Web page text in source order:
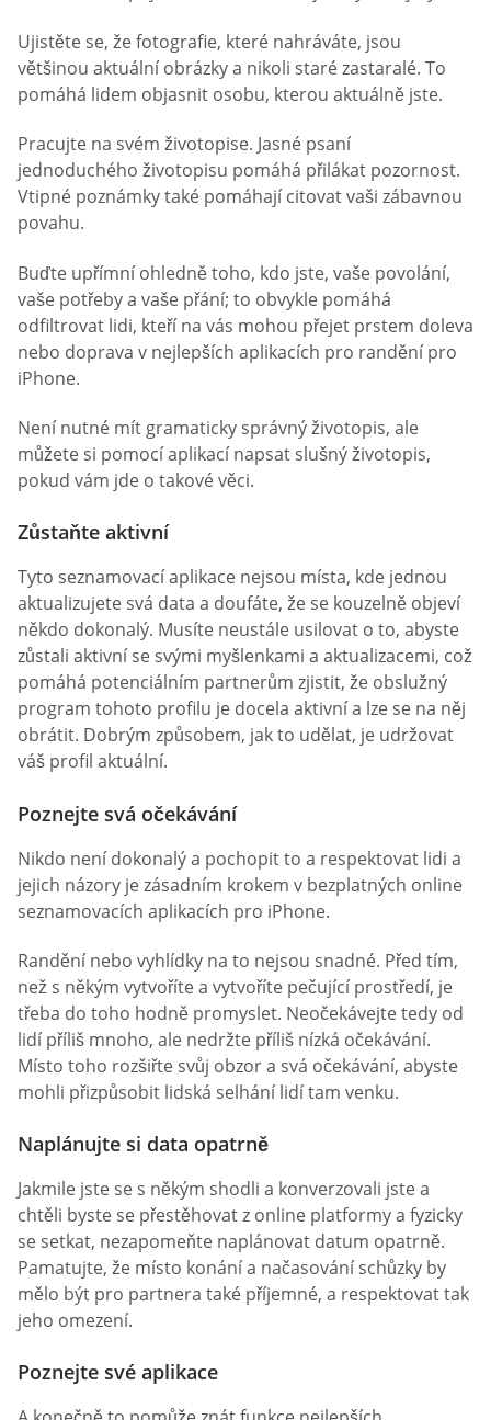
Ujistěte se, že fotografie, které nahráváte, jsou
většinou aktuální obrázky a nikoli staré zastaralé. To
pomáhá lidem objasnit osobu, kterou aktuálně jste.
Pracujte na svém životopise. Jasné psaní
jednoduchého životopisu pomáhá přilákat pozornost.
Vtipné poznámky také pomáhají citovat vaši zábavnou
povahu.
Buďte upřímní ohledně toho, kdo jste, vaše povolání,
vaše potřeby a vaše přání; to obvykle pomáhá
odfiltrovat lidi, kteří na vás mohou přejet prstem doleva
nebo doprava v nejlepších aplikacích pro randění pro
iPhone.
Není nutné mít gramaticky správný životopis, ale
můžete si pomocí aplikací napsat slušný životopis,
pokud vám jde o takové věci.
Zůstaňte aktivní
Tyto seznamovací aplikace nejsou místa, kde jednou
aktualizujete svá data a doufáte, že se kouzelně objeví
někdo dokonalý. Musíte neustále usilovat o to, abyste
zůstali aktivní se svými myšlenkami a aktualizacemi, což
pomáhá potenciálním partnerům zjistit, že obslužný
program tohoto profilu je docela aktivní a lze se na něj
obrátit. Dobrým způsobem, jak to udělat, je udržovat
váš profil aktuální.
Poznejte svá očekávání
Nikdo není dokonalý a pochopit to a respektovat lidi a
jejich názory je zásadním krokem v bezplatných online
seznamovacích aplikacích pro iPhone.
Randění nebo vyhlídky na to nejsou snadné. Před tím,
než s někým vytvoříte a vytvoříte pečující prostředí, je
třeba do toho hodně promyslet. Neočekávejte tedy od
lidí příliš mnoho, ale nedržte příliš nízká očekávání.
Místo toho rozšiřte svůj obzor a svá očekávání, abyste
mohli přizpůsobit lidská selhání lidí tam venku.
Naplánujte si data opatrně
Jakmile jste se s někým shodli a konverzovali jste a
chtěli byste se přestěhovat z online platformy a fyzicky
se setkat, nezapomeňte naplánovat datum opatrně.
Pamatujte, že místo konání a načasování schůzky by
mělo být pro partnera také příjemné, a respektovat tak
jeho omezení.
Poznejte své aplikace